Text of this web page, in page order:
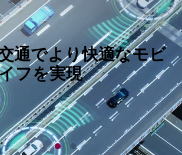
通でより快適なモビ
フを実現
と提携し、ヒューマノイドロボット、
けエッジAIビジョン技術を推進
セキュリティ体制をさらに強化
リエンス法 (CRA)」時代への対応を加速